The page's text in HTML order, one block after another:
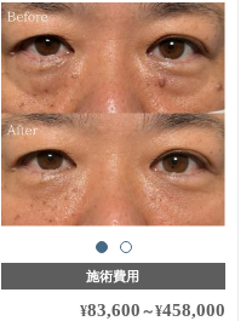
施術費用
¥83,600 ～¥458,000